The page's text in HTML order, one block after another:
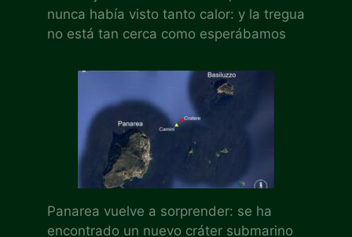
nunca había visto tanto calor: y la tregua
no está tan cerca como esperábamos
Panarea vuelve a sorprender: se ha
encontrado un nuevo cráter submarino